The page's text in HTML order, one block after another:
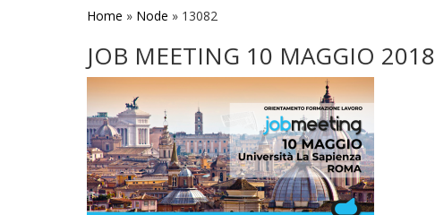
Home » Node » 13082
JOB MEETING 10 MAGGIO 2018